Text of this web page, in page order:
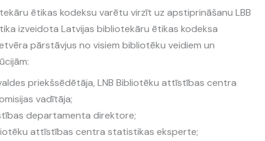
ētikas kodeksu varētu virzīt uz apstiprināšanu LBB
izveidota Latvijas bibliotekāru ētikas kodeksa
pārstāvjus no visiem bibliotēku veidiem un
priekšsēdētāja, LNB Bibliotēku attīstības centra
vadītāja;
departamenta direktore;
attīstības centra statistikas eksperte;